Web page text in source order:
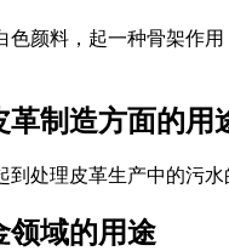
色颜料，起一种骨架作
革制造方面的用
处理皮革生产中的污
领域的用途